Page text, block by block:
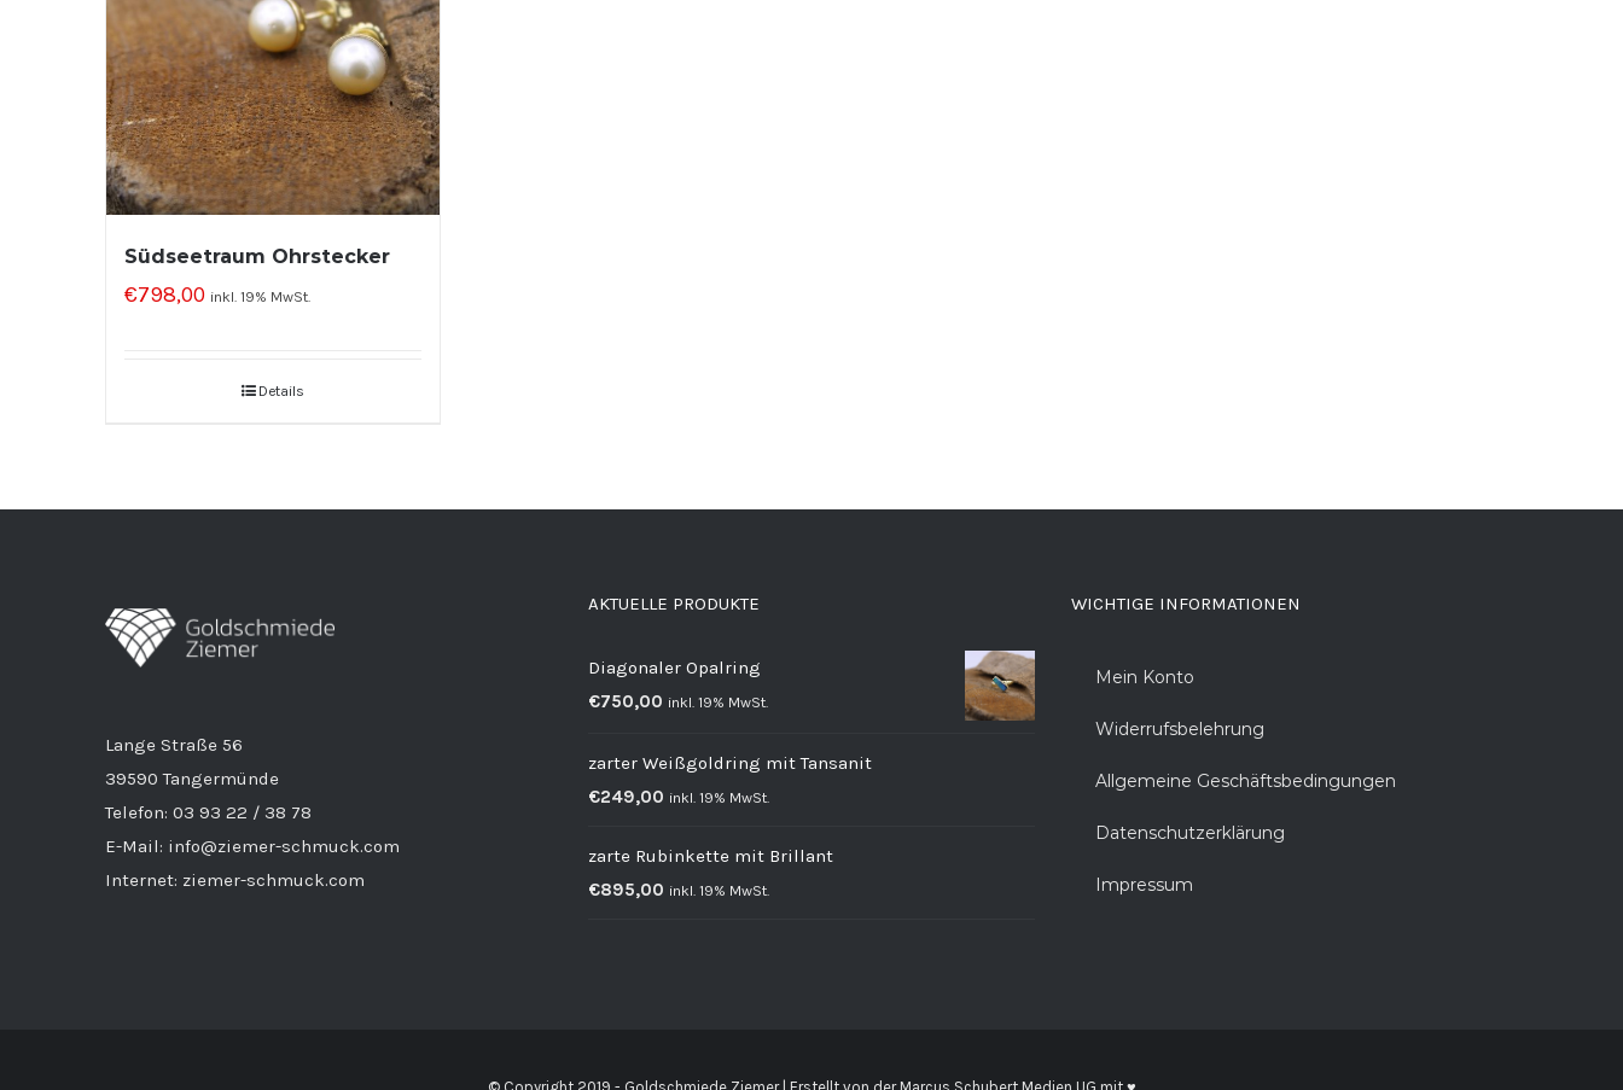
Südseetraum Ohrstecker
€798,00 inkl. 19% MwSt.
Details
Lange Straße 56
39590 Tangermünde
Telefon: 03 93 22 / 38 78
E-Mail: info@ziemer-schmuck.com
Internet: ziemer-schmuck.com
AKTUELLE PRODUKTE
Diagonaler Opalring
€750,00 inkl. 19% MwSt.
zarter Weißgoldring mit Tansanit
€249,00 inkl. 19% MwSt.
zarte Rubinkette mit Brillant
€895,00 inkl. 19% MwSt.
WICHTIGE INFORMATIONEN
Mein Konto
Widerrufsbelehrung
Allgemeine Geschäftsbedingungen
Datenschutzerklärung
Impressum